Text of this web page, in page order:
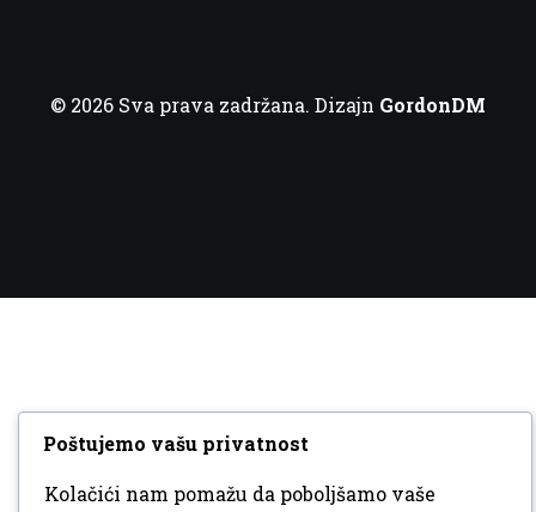
© 2026 Sva prava zadržana. Dizajn GordonDM
Poštujemo vašu privatnost
Kolačići nam pomažu da poboljšamo vaše